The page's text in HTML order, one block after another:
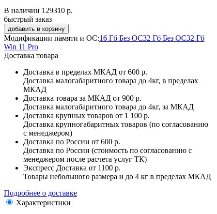
В наличии 129310 р.
быстрый заказ
Модификации памяти и ОС:16 Гб Без ОС32 Гб Без ОС32 Гб
Win 11 Pro
Доставка товара
Доставка в пределах МКАД от 600 р.
Доставка малогабаритного товара до 4кг, в пределах
МКАД
Доставка товара за МКАД от 900 р.
Доставка малогабаритного товара до 4кг, за МКАД
Доставка крупных товаров от 1 100 р.
Доставка крупногабаритных товаров (по согласованию
с менеджером)
Доставка по России от 600 р.
Доставка по России (стоимость по согласованию с
менеджером после расчета услуг ТК)
Экспресс Доставка от 1100 р.
Товары небольшого размера и до 4 кг в пределах МКАД
Подробнее о доставке
Характеристики